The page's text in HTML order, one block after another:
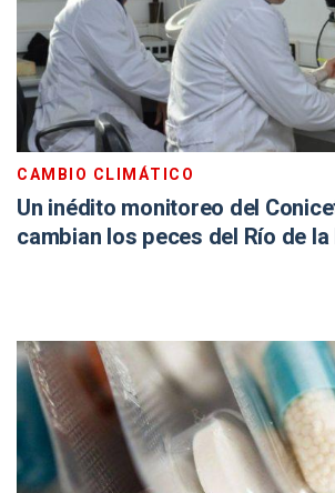
CAMBIO CLIMÁTICO
Un inédito monitoreo del
cambian los peces del Río de la